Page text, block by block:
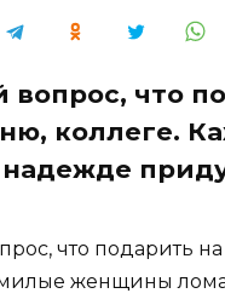
вопрос, что
коллеге.
что подарить
женщины